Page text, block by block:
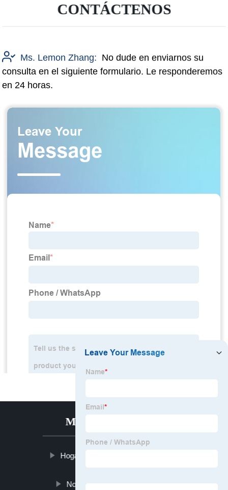
CONTÁCTENOS
Ms. Lemon Zhang: No dude en enviarnos su
consulta en el siguiente formulario. Le responderemos
en 24 horas.
MENÚ CALIENTE
Hogar
Noticias